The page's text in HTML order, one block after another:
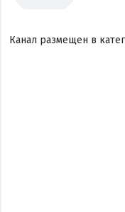
Канал размещен в